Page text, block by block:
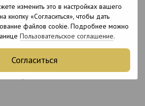
изменить это в настройках вашего
кнопку «Согласиться», чтобы дать
файлов cookie. Подробнее можно
Пользовательское соглашение.
Согласиться
Chloride (and) Behentrimonium
Hydrolyzed Keratin, Behentrimonium
Phenoxyethanol,
Disodium EDTA,
Chloride, Glycerin, Peg,-12
Parfum, PEG-90M, Dimethicone
Hydrolyzed Adansonia Digitata Seed